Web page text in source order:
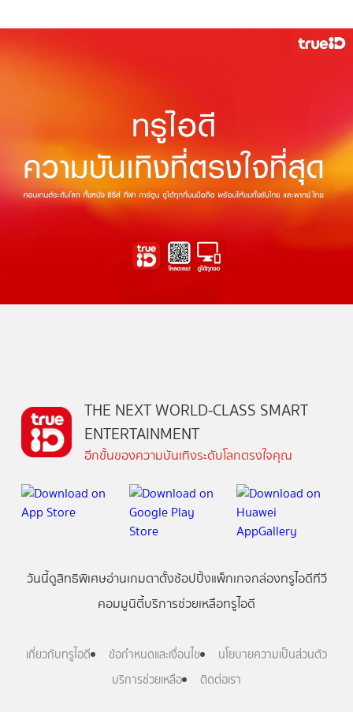
THE NEXT WORLD-CLASS SMART
ENTERTAINMENT
อีกขั้นของความบันเทิงระดับโลกตรงใจคุณ
วันนี้ดูสิทธิพิเศษอ่านเกมตาตั้งช้อปปิ้งแพ็กเกจกล่องทรูไอดีทีวี
คอมมูนิตี้บริการช่วยเหลือทรูไอดี
เกี่ยวกับทรูไอดี ข้อกำหนดและเงื่อนไข
นโยบายความเป็นส่วนตัว
บริการช่วยเหลือ
ติดต่อเรา